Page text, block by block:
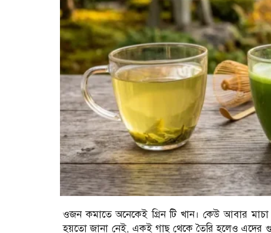
ওজন কমাতে অনেকেই গ্রিন টি খান। কেউ আবার
হয়তো জানা নেই, একই গাছ থেকে তৈরি হলেও এদের